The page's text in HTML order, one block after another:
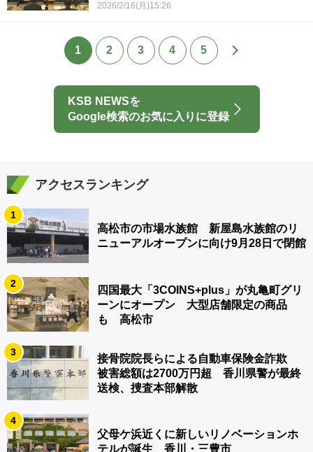
2026/2/16(月)15:26
1 2 3 4 5
KSB NEWSを
Google検索のお気に入りに登録
アクセスランキング
1
高松市の市場水族館 新屋島水族館のリ
ニューアルオープンに向け9月28日で閉館
2
四国最大「3COINS+plus」が丸亀町グリ
ーンにオープン 大型店舗限定の商品
も 高松市
3
接骨院院長らによる自動車保険金詐欺
被害総額は2700万円超 香川県警が最終
送検、捜査本部解散
4
父母ケ浜近くに新しいリノベーションホ
テルが誕生 香川・三豊市